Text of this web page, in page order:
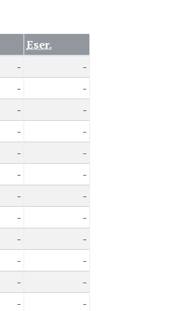
Eser.
-
-
-
-
-
-
-
-
-
-
-
-
-
-
-
-
-
-
-
-
-
-
-
-